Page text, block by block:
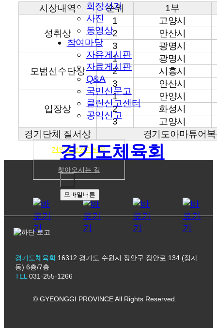
회장선거
사진
동영상
참여마당
자유게시판
자료게시판
Q&A
국민신문고
클린신고센터
공익신고
경기도체육회
모바일버튼
시상내역
순위 1부
성취상
1
고양시
2
안산시
3
광명시
모범선수단상
1
광명시
2
시흥시
3
안산시
입장상
1
안양시
2
화성시
3
고양시
경기단체 질서상
경기도아마튜어
개인정보처리방침
찾아오시는 길
경기도체육회 16312 경기도 수원시 장안구 장안로 134 (정자
동) 6층/7층
TEL031-255-1266
© GYEONGGI PROVINCE All Rights Reserved.